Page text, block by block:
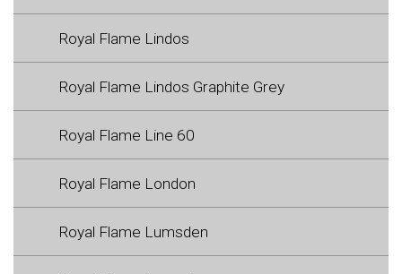
Royal Flame Lindos
Royal Flame Lindos Graphite Grey
Royal Flame Line 60
Royal Flame London
Royal Flame Lumsden